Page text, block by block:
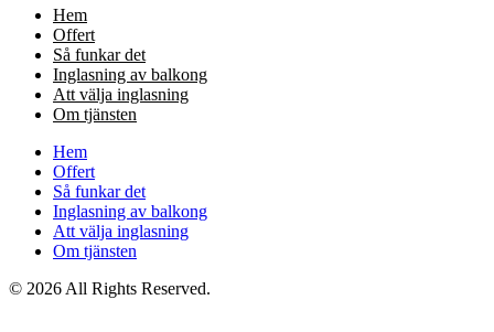
Hem
Offert
Så funkar det
Inglasning av balkong
Att välja inglasning
Om tjänsten
Hem
Offert
Så funkar det
Inglasning av balkong
Att välja inglasning
Om tjänsten
© 2026 All Rights Reserved.